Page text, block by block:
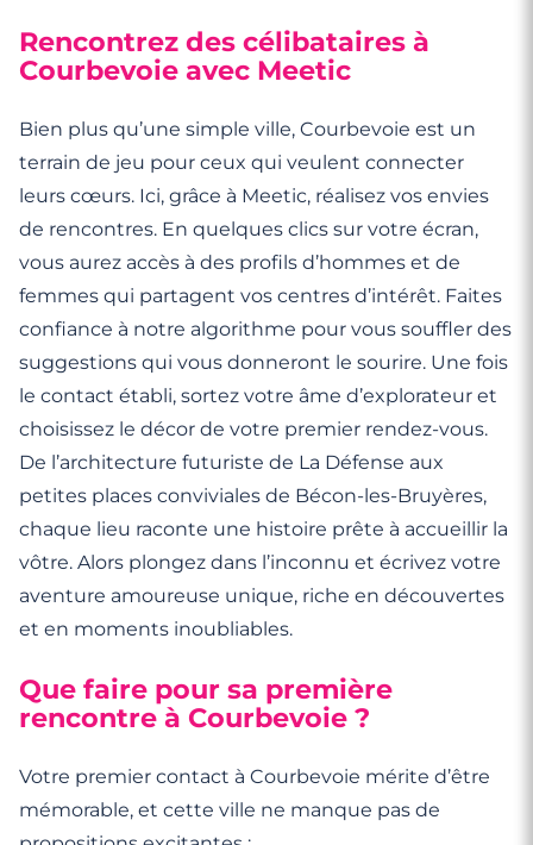
Rencontrez des célibataires à
Courbevoie avec Meetic
Bien plus qu’une simple ville, Courbevoie est un
terrain de jeu pour ceux qui veulent connecter
leurs cœurs. Ici, grâce à Meetic, réalisez vos envies
de rencontres. En quelques clics sur votre écran,
vous aurez accès à des profils d’hommes et de
femmes qui partagent vos centres d’intérêt. Faites
confiance à notre algorithme pour vous souffler des
suggestions qui vous donneront le sourire. Une fois
le contact établi, sortez votre âme d’explorateur et
choisissez le décor de votre premier rendez-vous.
De l’architecture futuriste de La Défense aux
petites places conviviales de Bécon-les-Bruyères,
chaque lieu raconte une histoire prête à accueillir la
vôtre. Alors plongez dans l’inconnu et écrivez votre
aventure amoureuse unique, riche en découvertes
et en moments inoubliables.
Que faire pour sa première
rencontre à Courbevoie ?
Votre premier contact à Courbevoie mérite d’être
mémorable, et cette ville ne manque pas de